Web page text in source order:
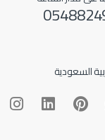
السعودية